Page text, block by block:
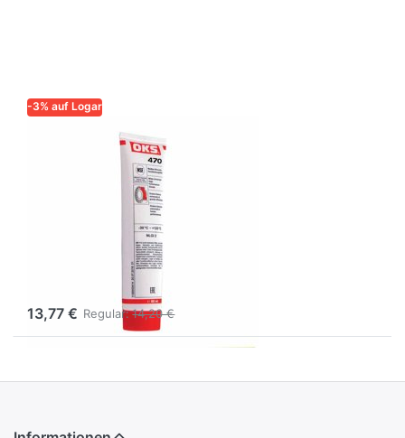
-3% auf Logar
LOGAR – QUALITÄT UND
ZUVERLÄSSIGKEIT FÜR
Hochleistungsfett
OKS 470, Tube
13,77 € Regular:14,20 €